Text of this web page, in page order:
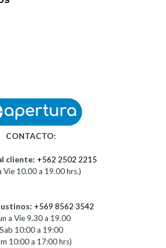
CONTACTO:
cliente: +562 2502 2215
Vie 10.00 a 19.00 hrs.)
+569 8562 3542
a Vie 9.30 a 19.00
Sab 10:00 a 19:00
10:00 a 17:00 hrs)